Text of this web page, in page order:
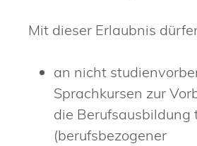
Mit dieser Erlaubnis
an nicht
Sprachkursen zur
die Berufsausbildung
(berufsbezogener